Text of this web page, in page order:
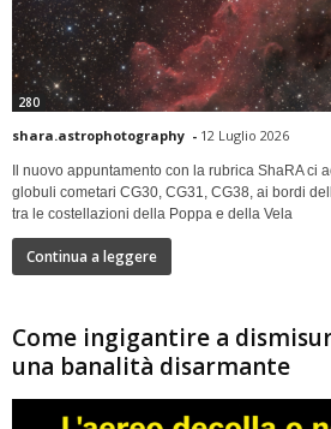
280
shara.astrophotography - 12 Luglio 2026
Il nuovo appuntamento con la rubrica ShaRA ci
globuli cometari CG30, CG31, CG38, ai bordi
tra le costellazioni della Poppa e della Vela
Continua a leggere
Come ingigantire a
una banalità disarmante